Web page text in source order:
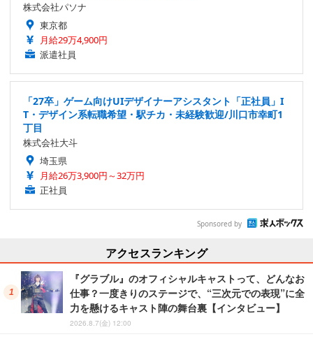
株式会社パソナ
東京都
月給29万4,900円
派遣社員
「27卒」ゲーム向けUIデザイナーアシスタント「正社員」I
T・デザイン系転職希望・駅チカ・未経験歓迎/川口市幸町1
丁目
株式会社大斗
埼玉県
月給26万3,900円～32万円
正社員
Sponsored by
アクセスランキング
『グラブル』のオフィシャルキャストって、どんなお
仕事？一度きりのステージで、“三次元での表現”に全
力を懸けるキャスト陣の舞台裏【インタビュー】
2026.8.7(金) 12:00